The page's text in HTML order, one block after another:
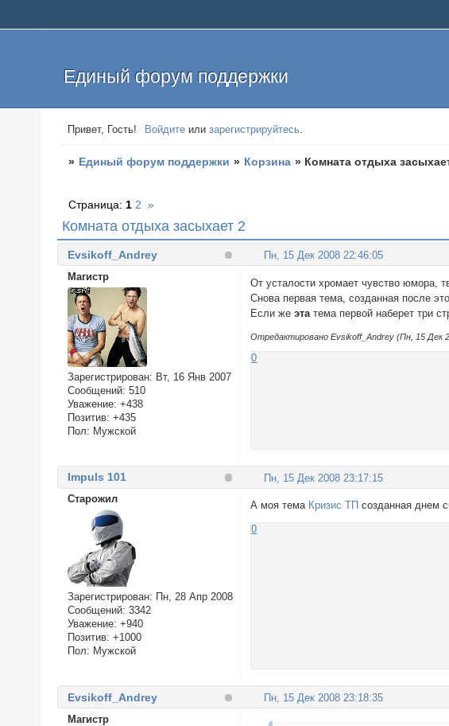
Единый форум поддержки
Привет, Гость! Войдите илизарегистрируйтесь.
» Единый форум поддержки » Корзина » Комната отдыха
Комната отдыха засыхает 2
Страница: 1 2 »
Пн, 15 Дек 2008 22:46:05
Evsikoff_Andrey
Магистр
Зарегистрирован: Вт, 16 Янв 2007
Сообщений: 510
Уважение: +438
Позитив: +435
Пол: Мужской
От усталости хромает чувство юмора,
Снова первая тема, созданная после
Если жеэта тема первой наберет три
Отредактировано Evsikoff_Andrey (Пн, 15 Дек
0
Пн, 15 Дек 2008 23:17:15
Impuls 101
Cтарожил
Зарегистрирован: Пн, 28 Апр 2008
Сообщений: 3342
Уважение: +940
Позитив: +1000
Пол: Мужской
А моя тема Кризис ТП созданная днем
0
Пн, 15 Дек 2008 23:18:35
Evsikoff_Andrey
Магистр